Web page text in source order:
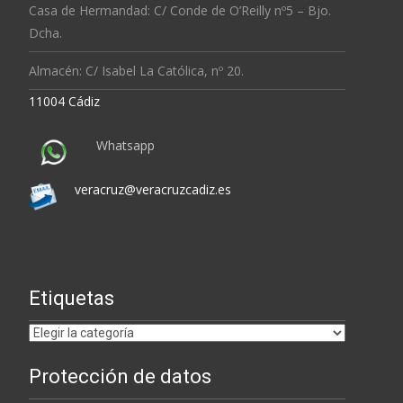
Casa de Hermandad: C/ Conde de O’Reilly nº5 – Bjo.
Dcha.
Almacén: C/ Isabel La Católica, nº 20.
11004 Cádiz
Whatsapp
veracruz@veracruzcadiz.es
Etiquetas
Etiquetas
Protección de datos